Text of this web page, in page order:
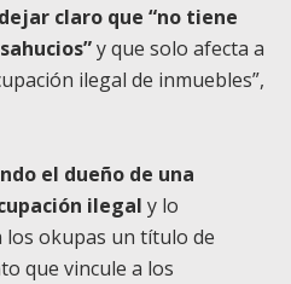
claro que “no tiene
y que solo afecta a
ilegal de inmuebles”,
el dueño de una
ilegal y lo
los okupas un título de
que vincule a los